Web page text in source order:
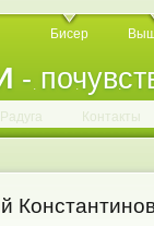
-
Бисер
. . .
Радуга Контакты